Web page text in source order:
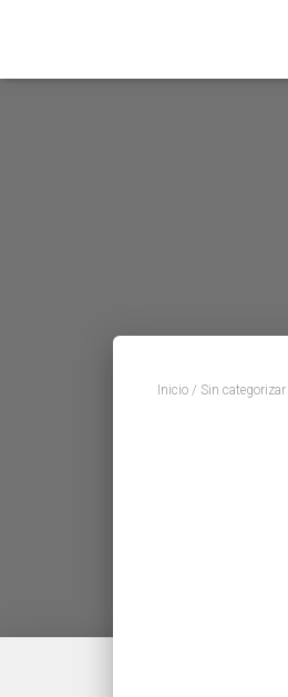
Inicio / Sin categorizar